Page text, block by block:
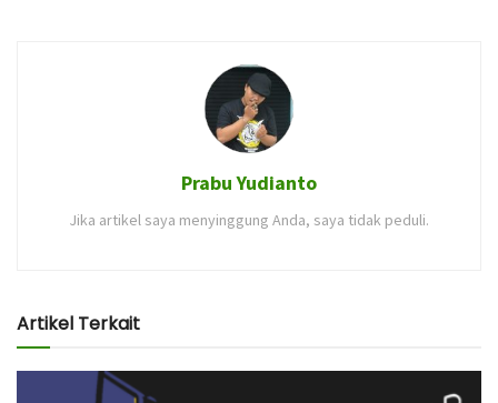
Prabu Yudianto
Jika artikel saya menyinggung Anda, saya tidak peduli.
Artikel Terkait